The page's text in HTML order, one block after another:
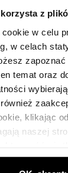
z
w celu
w celach
zapoznać
temat oraz
klikając
naszej
do